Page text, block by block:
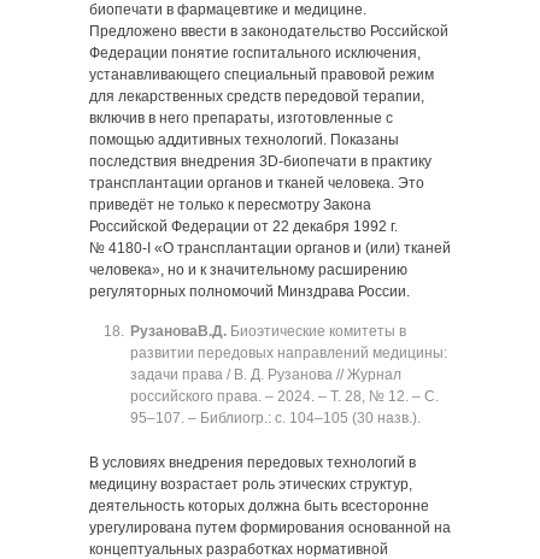
биопечати в фармацевтике и медицине.
Предложено ввести в законодательство Российской
Федерации понятие госпитального исключения,
устанавливающего специальный правовой режим
для лекарственных средств передовой терапии,
включив в него препараты, изготовленные с
помощью аддитивных технологий. Показаны
последствия внедрения 3D-биопечати в практику
трансплантации органов и тканей человека. Это
приведёт не только к пересмотру Закона
Российской Федерации от 22 декабря 1992 г.
№ 4180‑I «О трансплантации органов и (или) тканей
человека», но и к значительному расширению
регуляторных полномочий Минздрава России.
РузановаВ.Д. Биоэтические комитеты в
развитии передовых направлений медицины:
задачи права / В. Д. Рузанова // Журнал
российского права. ‒ 2024. ‒ Т. 28, № 12. ‒ C.
95‒107. ‒ Библиогр.: с. 104‒105 (30 назв.).
В условиях внедрения передовых технологий в
медицину возрастает роль этических структур,
деятельность которых должна быть всесторонне
урегулирована путем формирования основанной на
концептуальных разработках нормативной